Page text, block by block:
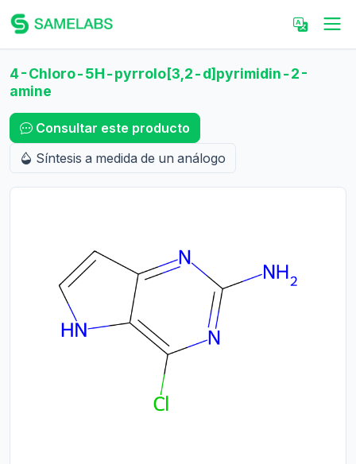
4-Chloro-5H-pyrrolo[3,2-d]pyrimidin-2-
amine
Consultar este producto
Síntesis a medida de un análogo